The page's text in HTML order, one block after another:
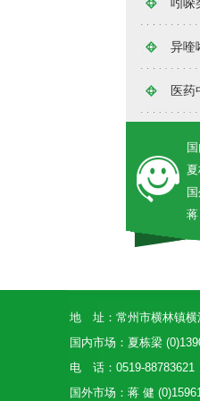
异喹
医药
地 址：常州市横林镇横
国内市场：夏栋梁
电 话：0519-88783621
国外市场：蒋 健